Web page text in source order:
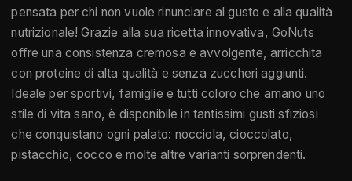
pensata per chi non vuole rinunciare al gusto e alla qualità
nutrizionale! Grazie alla sua ricetta innovativa, GoNuts
offre una consistenza cremosa e avvolgente, arricchita
con proteine di alta qualità e senza zuccheri aggiunti.
Ideale per sportivi, famiglie e tutti coloro che amano uno
stile di vita sano, è disponibile in tantissimi gusti sfiziosi
che conquistano ogni palato: nocciola, cioccolato,
pistacchio, cocco e molte altre varianti sorprendenti.